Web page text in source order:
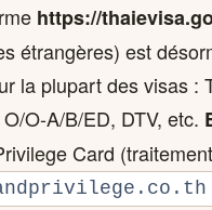
https://
étrangères) est
la plupart des visas :
O-A/B/ED, DTV, etc.
Card